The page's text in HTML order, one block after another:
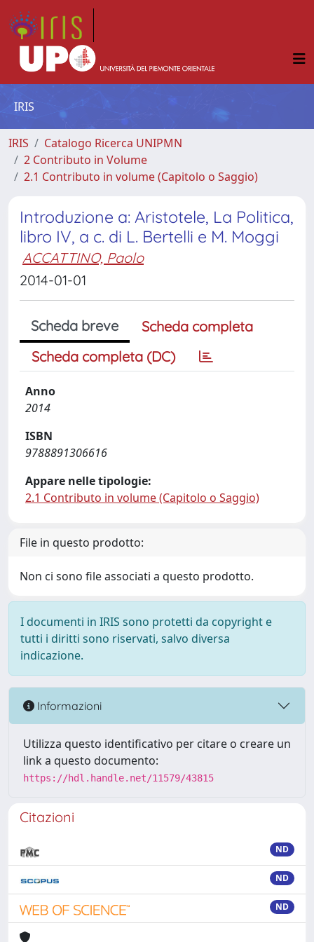
IRIS
IRIS
Catalogo Ricerca UNIPMN
2 Contributo in Volume
2.1 Contributo in volume (Capitolo o Saggio)
Introduzione a: Aristotele, La Politica,
libro IV, a c. di L. Bertelli e M. Moggi
ACCATTINO, Paolo
2014-01-01
Scheda breve
Scheda completa
Scheda completa (DC)
Anno
2014
ISBN
9788891306616
Appare nelle tipologie:
2.1 Contributo in volume (Capitolo o Saggio)
File in questo prodotto:
Non ci sono file associati a questo prodotto.
I documenti in IRIS sono protetti da copyright e
tutti i diritti sono riservati, salvo diversa
indicazione.
Informazioni
Utilizza questo identificativo per citare o creare un
link a questo documento:
https://hdl.handle.net/11579/43815
Citazioni
ND
ND
ND